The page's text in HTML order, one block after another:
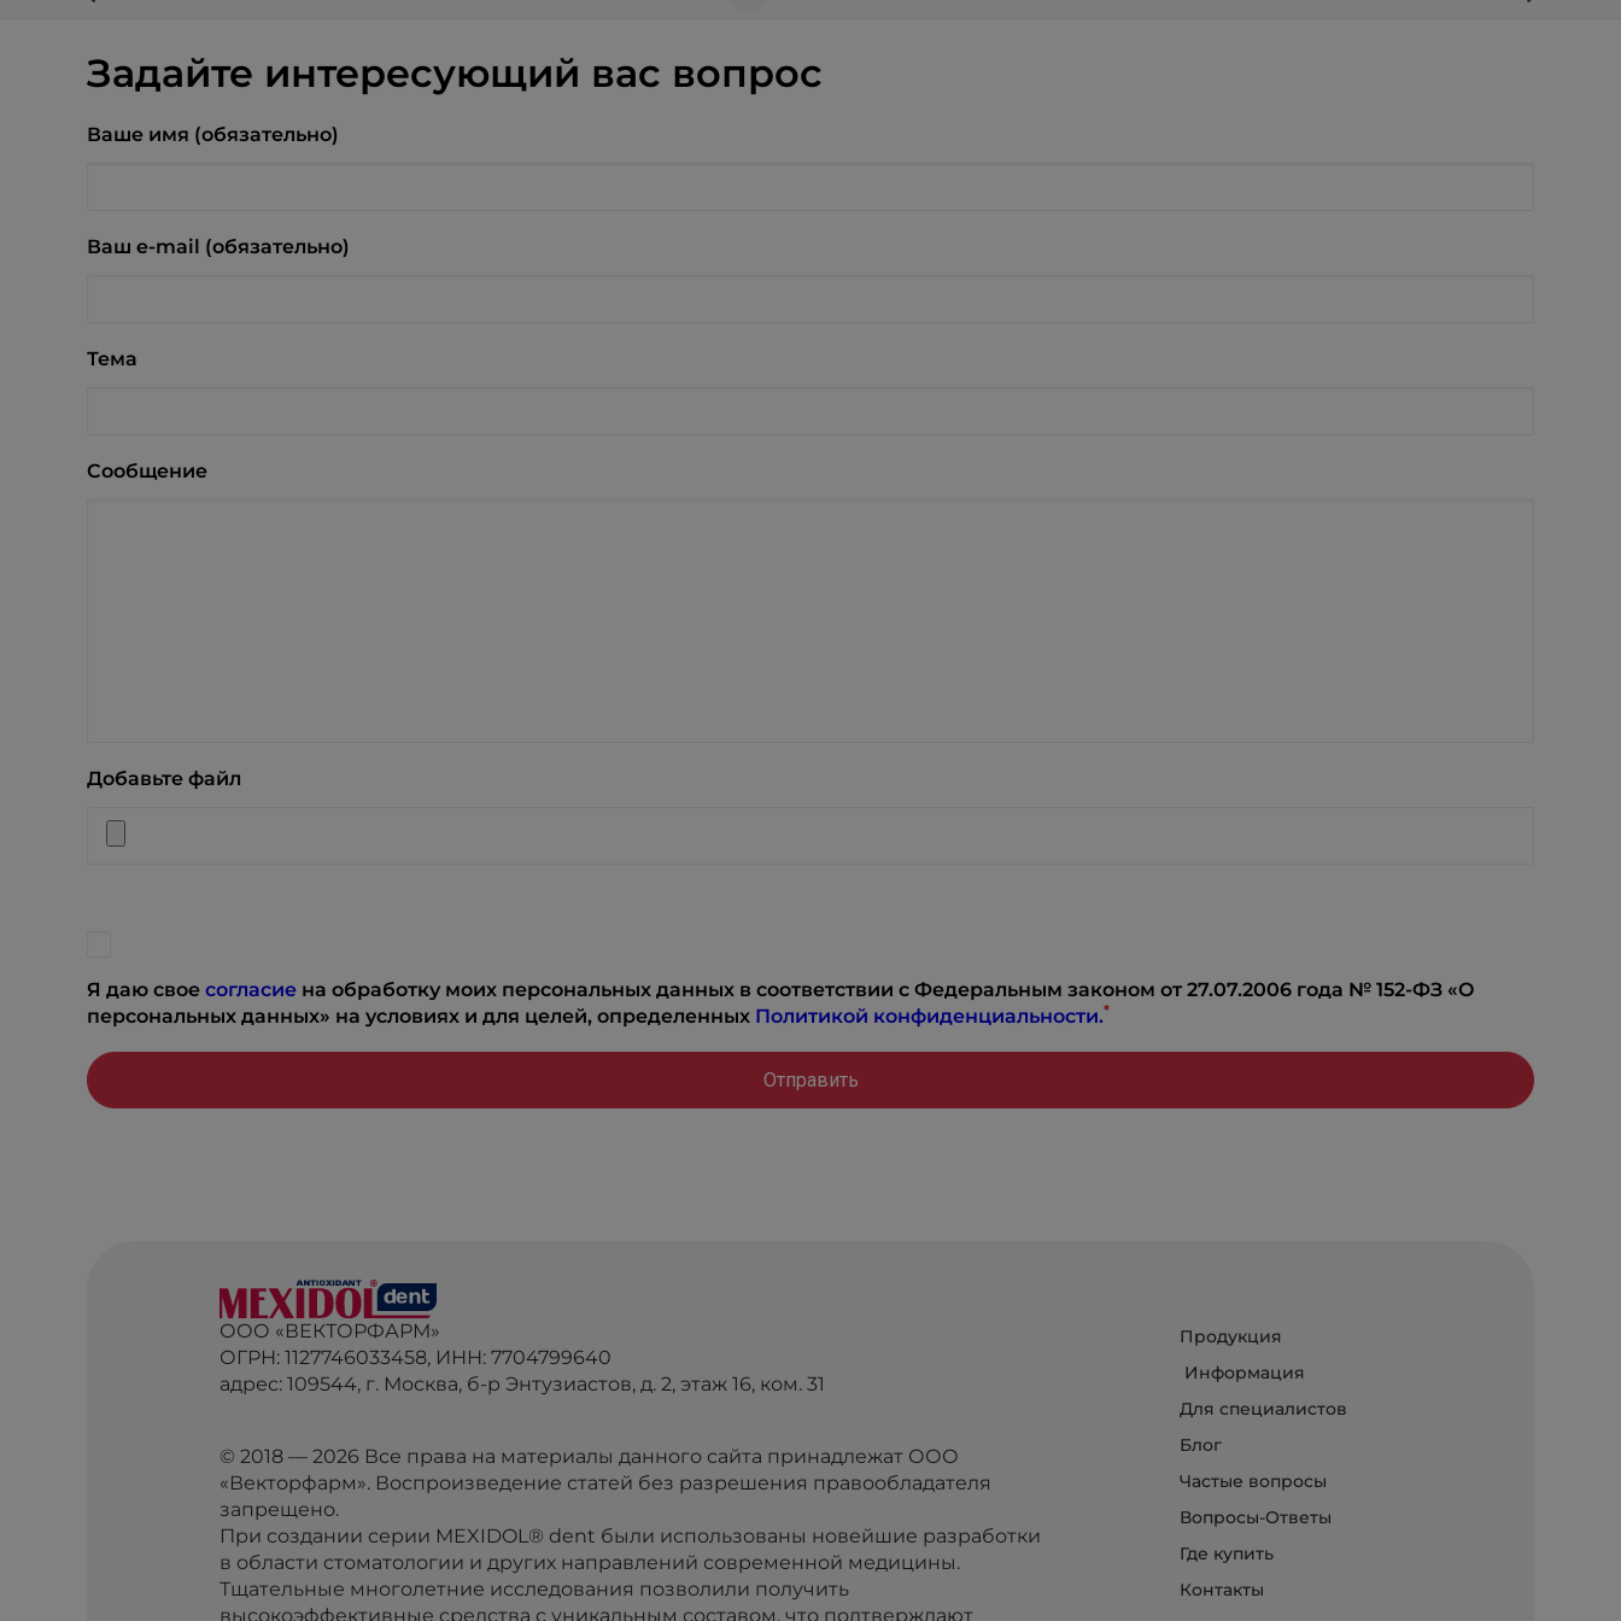
Задайте интересующий вас вопрос
Ваше имя (обязательно)
Ваш e-mail (обязательно)
Тема
Сообщение
Добавьте файл
Я даю свое согласие на обработку моих персональных данных в соответствии с Федеральным законом от 27.07.2006 года № 152-ФЗ «О
персональных данных» на условиях и для целей, определенных Политикой конфиденциальности.*
ООО «ВЕКТОРФАРМ»
ОГРН: 1127746033458, ИНН: 7704799640
адрес: 109544, г. Москва, б-р Энтузиастов, д. 2, этаж 16, ком. 31
© 2018 — 2026 Все права на материалы данного сайта принадлежат ООО
«Векторфарм». Воспроизведение статей без разрешения правообладателя
запрещено.
При создании серии MEXIDOL® dent были использованы новейшие разработки
в области стоматологии и других направлений современной медицины.
Тщательные многолетние исследования позволили получить
высокоэффективные средства с уникальным составом, что подтверждают
Продукция
Информация
Для специалистов
Блог
Частые вопросы
Вопросы-Ответы
Где купить
Контакты